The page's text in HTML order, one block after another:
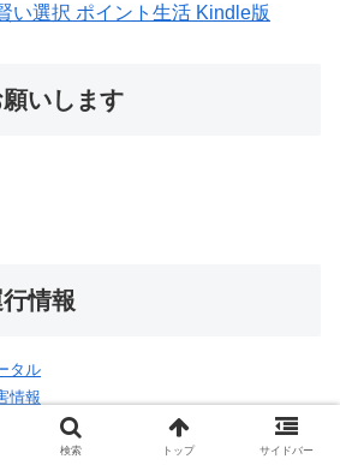
い選択 ポイント生活 Kindle版
いします
情報
タル
情報
・運休情報
検索 トップ サイドバー